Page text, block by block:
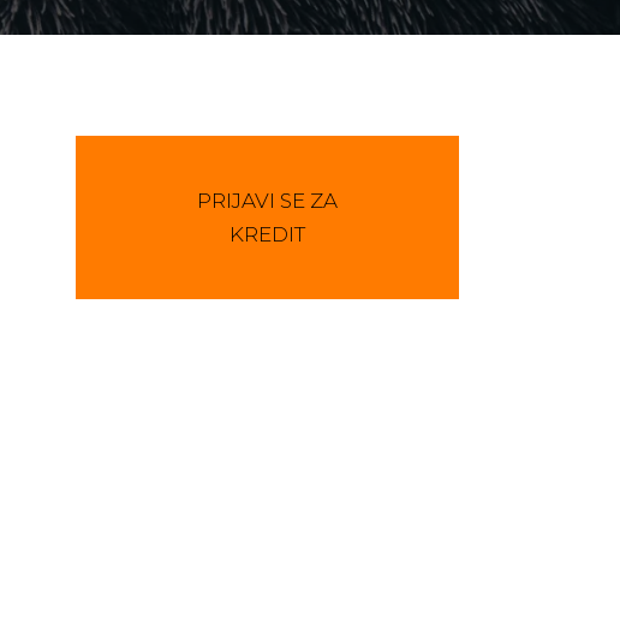
PRIJAVI SE ZA
KREDIT